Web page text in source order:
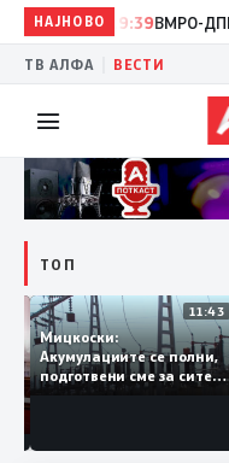
НАЈНОВО
19:39 ВМРО-ДПМНЕ:
ТВ АЛФА ВЕСТИ
ТОП
12:03
за
Мицкоски:
Акумулациите се
подготвени сме за
ризици, не